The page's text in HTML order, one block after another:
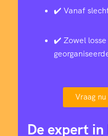
✔️ Vanaf
✔️ Zowel
Vraag
De expert